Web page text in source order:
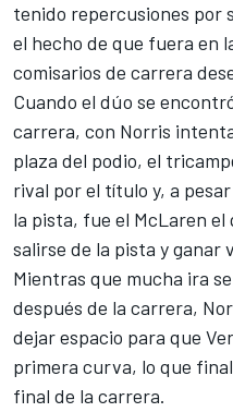
tenido repercusiones por
el hecho de que fuera en
comisarios de carrera
Cuando el dúo se
carrera, con Norris
plaza del podio, el
rival por el título y, a
la pista, fue el McLaren el
salirse de la pista y ganar
Mientras que mucha ira
después de la carrera,
dejar espacio para que
primera curva, lo que
final de la carrera.